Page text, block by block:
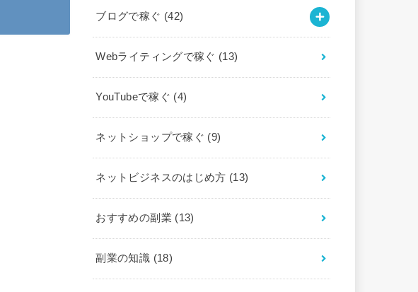
ブログで稼ぐ (42)
Webライティングで稼ぐ (13)
YouTubeで稼ぐ (4)
ネットショップで稼ぐ (9)
ネットビジネスのはじめ方 (13)
おすすめの副業 (13)
副業の知識 (18)